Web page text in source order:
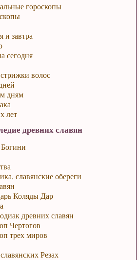
гороскопы
и завтра
сегодня
волос
дням
лет
древних славян
славянские обереги
Коляды Дар
древних славян
Чертогов
трех миров
Резах